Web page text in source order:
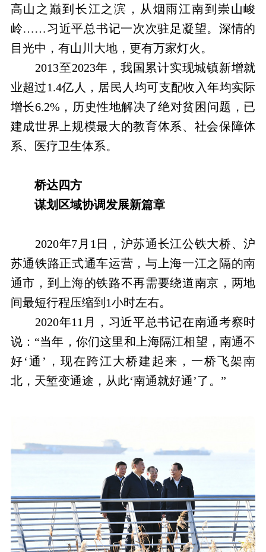
高山之巅到长江之滨，从烟雨江南到崇山峻
岭……习近平总书记一次次驻足凝望。深情的
目光中，有山川大地，更有万家灯火。
2013至2023年，我国累计实现城镇新增就
业超过1.4亿人，居民人均可支配收入年均实际
增长6.2%，历史性地解决了绝对贫困问题，已
建成世界上规模最大的教育体系、社会保障体
系、医疗卫生体系。
桥达四方
谋划区域协调发展新篇章
2020年7月1日，沪苏通长江公铁大桥、沪
苏通铁路正式通车运营，与上海一江之隔的南
通市，到上海的铁路不再需要绕道南京，两地
间最短行程压缩到1小时左右。
2020年11月，习近平总书记在南通考察时
说：“当年，你们这里和上海隔江相望，南通不
好‘通’，现在跨江大桥建起来，一桥飞架南
北，天堑变通途，从此‘南通就好通’了。”